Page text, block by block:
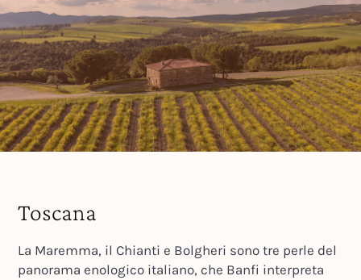
Toscana
La Maremma, il Chianti e Bolgheri sono tre perle del
panorama enologico italiano, che Banfi interpreta